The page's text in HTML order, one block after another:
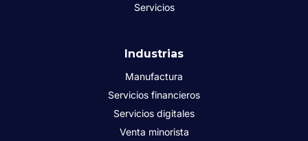
Servicios
Industrias
Manufactura
Servicios financieros
Servicios digitales
Venta minorista